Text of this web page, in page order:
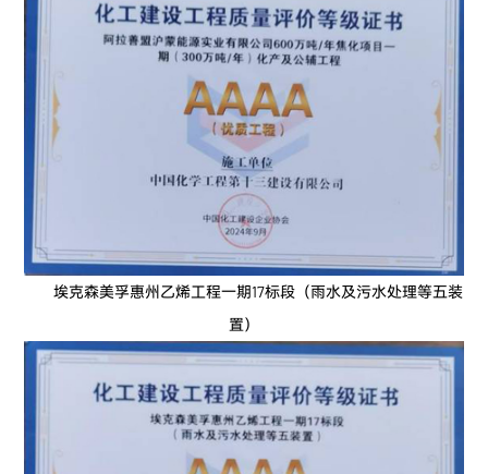
埃克森美孚惠州乙烯工程一期17标段（雨水及污水处理等五装
置）